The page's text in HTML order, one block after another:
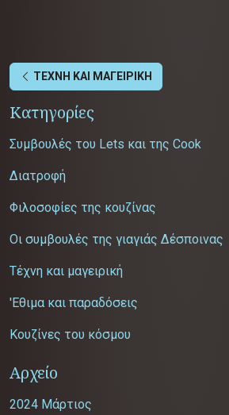
ΤΕΧΝΗ ΚΑΙ ΜΑΓΕΙΡΙΚΗ
Κατηγορίες
Συμβουλές του Lets και της Cook
Διατροφή
Φιλοσοφίες της κουζίνας
Οι συμβουλές της γιαγιάς Δέσποινας
Τέχνη και μαγειρική
'Εθιμα και παραδόσεις
Κουζίνες του κόσμου
Αρχείο
2024 Μάρτιος